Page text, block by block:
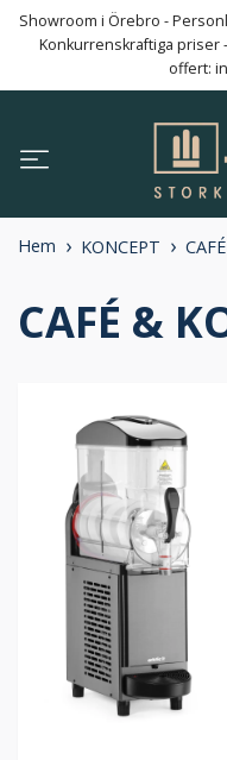
Showroom i Örebro -
Konkurrenskraftiga priser
offert:
Hem KONCEPT
CAFÉ &